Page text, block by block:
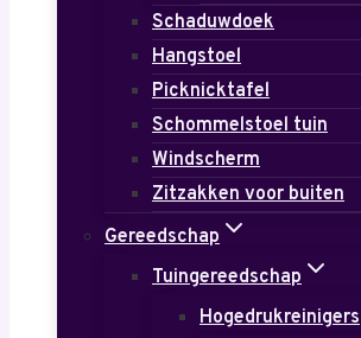
Schaduwdoek
Hangstoel
Picknicktafel
Schommelstoel tuin
Windscherm
Zitzakken voor buiten
Gereedschap
Tuingereedschap
Hogedrukreinigers